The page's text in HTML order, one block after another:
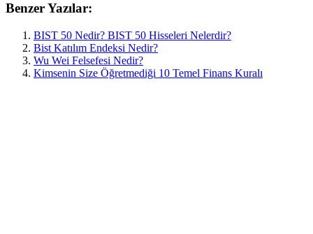
Benzer Yazılar:
BIST 50 Nedir? BIST 50 Hisseleri Nelerdir?
Bist Katılım Endeksi Nedir?
Wu Wei Felsefesi Nedir?
Kimsenin Size Öğretmediği 10 Temel Finans Kuralı